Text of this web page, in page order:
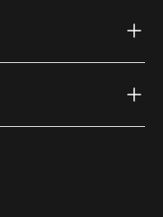
link)
(external link)
(external